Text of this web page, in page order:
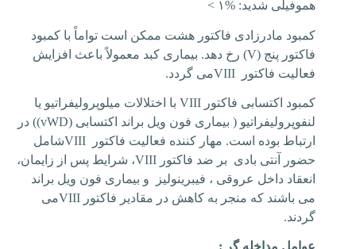
هموفیلی شدید: ۱% >
کمبود مادرزادی فاکتور هشت ممکن است تواماً با کمبود
فاکتور پنج (V) رخ دهد. بیماری کبد معمولاً باعث افزایش
فعالیت فاکتور
VIIIمی گردد.
کمبود اکتسابی فاکتورVIII با اختلالات میلوپرولیفراتیو یا
لنفوپرولیفراتیو ( بیماری فون ویل براند اکتسابی (vWD)) در
ارتباط بوده است. مهار کننده فعالیت فاکتور
VIIIشامل
حضور آنتی بادی بر ضد فاکتورVIII، شرایط پس از زایمان،
انعقاد داخل عروقی ، فیبرینولیز و بیماری فون ویل براند
می باشند که منجر به کاهش در مقادیر فاکتورVIIIمی
گردند.